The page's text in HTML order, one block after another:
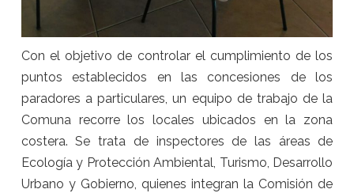
Con el objetivo de controlar el cumplimiento de los
puntos establecidos en las concesiones de los
paradores a particulares, un equipo de trabajo de la
Comuna recorre los locales ubicados en la zona
costera. Se trata de inspectores de las áreas de
Ecología y Protección Ambiental, Turismo, Desarrollo
Urbano y Gobierno, quienes integran la Comisión de